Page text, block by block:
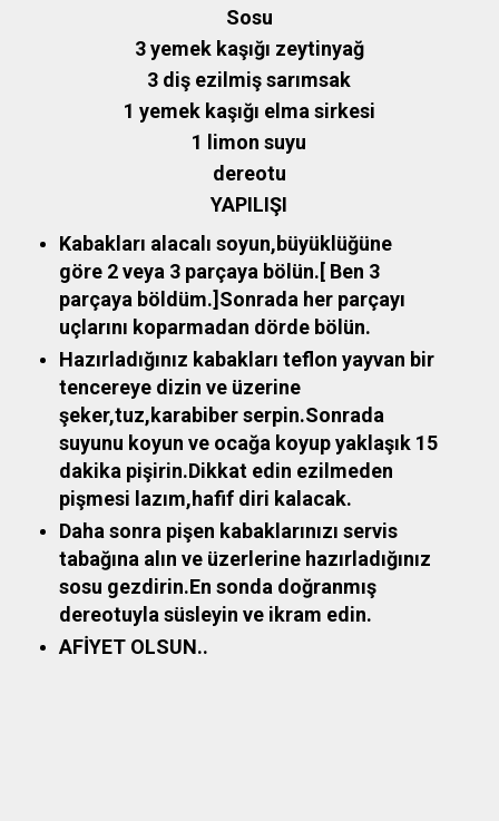
Sosu
3 yemek kaşığı zeytinyağ
3 diş ezilmiş sarımsak
1 yemek kaşığı elma sirkesi
1 limon suyu
dereotu
YAPILIŞI
Kabakları alacalı soyun,büyüklüğüne
göre 2 veya 3 parçaya bölün.[ Ben 3
parçaya böldüm.]Sonrada her parçayı
uçlarını koparmadan dörde bölün.
Hazırladığınız kabakları teflon yayvan bir
tencereye dizin ve üzerine
şeker,tuz,karabiber serpin.Sonrada
suyunu koyun ve ocağa koyup yaklaşık 15
dakika pişirin.Dikkat edin ezilmeden
pişmesi lazım,hafif diri kalacak.
Daha sonra pişen kabaklarınızı servis
tabağına alın ve üzerlerine hazırladığınız
sosu gezdirin.En sonda doğranmış
dereotuyla süsleyin ve ikram edin.
AFİYET OLSUN..